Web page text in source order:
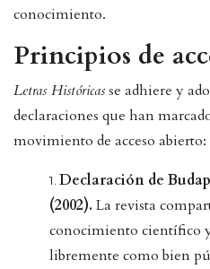
conocimiento.
Principios de
Letras Históricasse adhiere y
declaraciones que han
movimiento de acceso abierto:
Declaración de
(2002). La revista
conocimiento científico
libremente como bien